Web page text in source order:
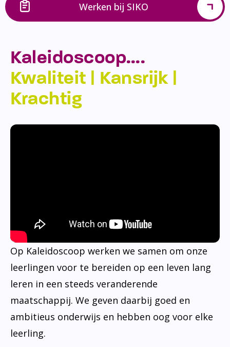
Werken bij SIKO
Kaleidoscoop….
Kwaliteit | Kansrijk |
Krachtig
Op Kaleidoscoop werken we samen om onze
leerlingen voor te bereiden op een leven lang
leren in een steeds veranderende
maatschappij. We geven daarbij goed en
ambitieus onderwijs en hebben oog voor elke
leerling.